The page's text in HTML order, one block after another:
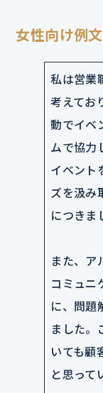
女性向け例
私は営業
考えてお
動でイベ
ムで協力
イベント
ズを汲み
につきま
また、ア
コミュニ
に、問題
ました。
いても顧
と思って